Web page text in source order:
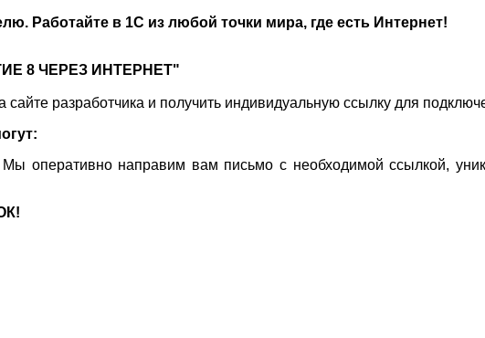
Работайте в 1С из любой точки мира, где есть Интернет!
8 ЧЕРЕЗ ИНТЕРНЕТ"
разработчика и получить индивидуальную ссылку для
оперативно направим вам письмо с необходимой ссылкой,